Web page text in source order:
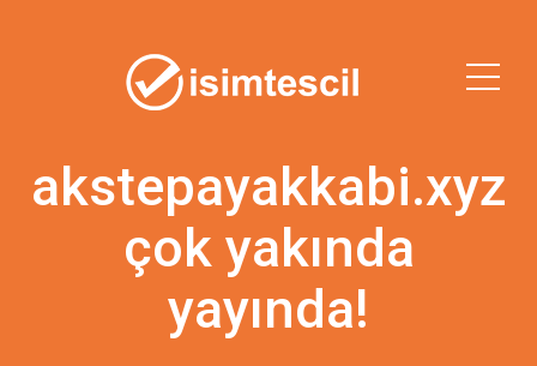
akstepayakkabi.xyz
çok yakında
yayında!